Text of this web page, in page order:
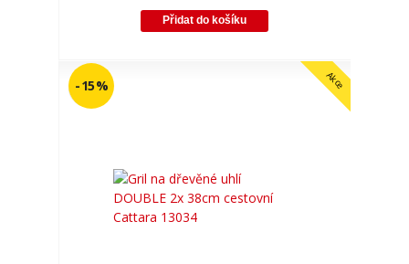
Přidat do košíku
Akce
- 15 %